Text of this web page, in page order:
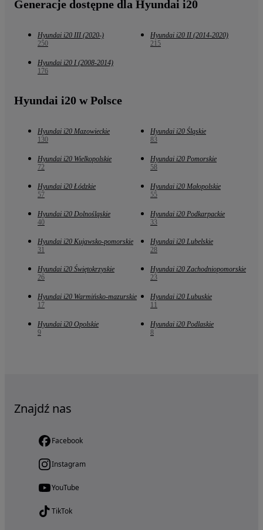
Generacje dostępne dla Hyundai i20
Hyundai i20 III (2020-)
250
Hyundai i20 II (2014-2020)
215
Hyundai i20 I (2008-2014)
176
Hyundai i20 w Polsce
Hyundai i20 Mazowieckie
130
Hyundai i20 Śląskie
83
Hyundai i20 Wielkopolskie
72
Hyundai i20 Pomorskie
58
Hyundai i20 Łódzkie
57
Hyundai i20 Małopolskie
55
Hyundai i20 Dolnośląskie
40
Hyundai i20 Podkarpackie
33
Hyundai i20 Kujawsko-pomorskie
31
Hyundai i20 Lubelskie
28
Hyundai i20 Świętokrzyskie
26
Hyundai i20 Zachodniopomorskie
23
Hyundai i20 Warmińsko-mazurskie
17
Hyundai i20 Lubuskie
11
Hyundai i20 Opolskie
9
Hyundai i20 Podlaskie
8
Znajdź nas
Facebook
Instagram
YouTube
TikTok